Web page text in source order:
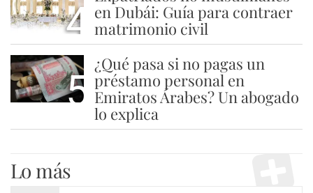
4 en Dubái: Guía para contraer
matrimonio civil
5
¿Qué pasa si no pagas un
préstamo personal en
Emiratos Árabes? Un abogado
lo explica
Lo más